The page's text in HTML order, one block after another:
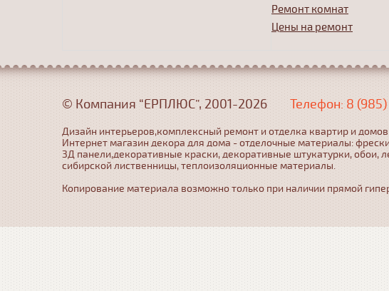
Ремонт комнат
Цены на ремонт
© Компания “ЕРПЛЮС”, 2001-2026 Телефон: 8
Дизайн интерьеров,комплексный ремонт и отделка квартир и
Интернет магазин декора для дома - отделочные материалы:
3Д панели,декоративные краски, декоративные штукатурки, обои,
сибирской лиственницы, теплоизоляционные материалы.
Копирование материала возможно только при наличии прямой